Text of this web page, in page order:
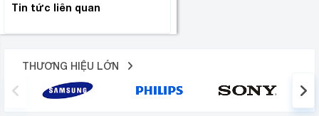
Tin tức liên quan
THƯƠNG HIỆU LỚN